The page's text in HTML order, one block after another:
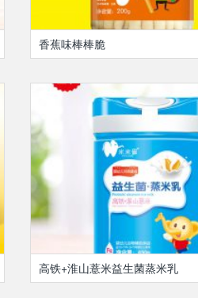
香蕉味棒棒脆
高铁+淮山薏米益生菌蒸米乳